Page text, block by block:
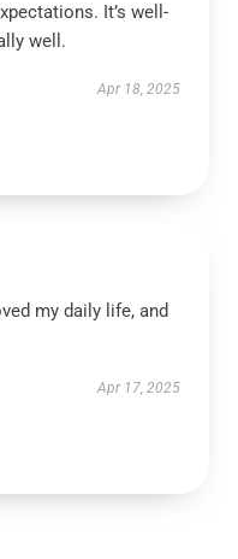
It’s well-
well.
Apr 18, 2025
my daily life, and
Apr 17, 2025